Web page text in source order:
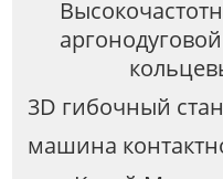
3D гибочный
машина